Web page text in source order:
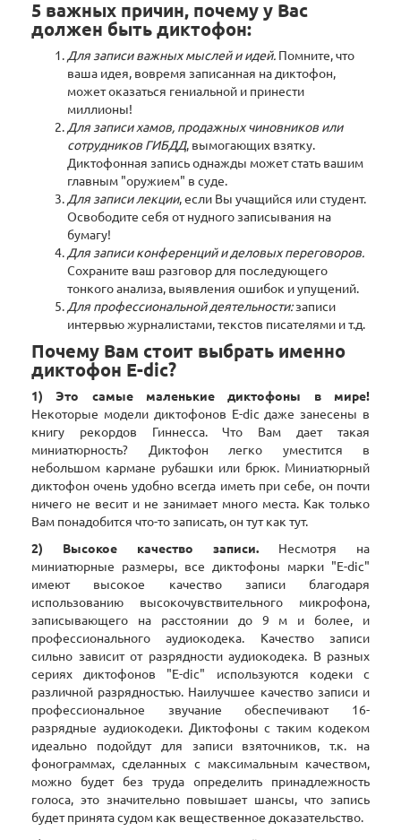
5 важных причин, почему у Вас
должен быть диктофон:
Для записи важных мыслей и идей. Помните, что
ваша идея, вовремя записанная на диктофон,
может оказаться гениальной и принести
миллионы!
Для записи хамов, продажных чиновников или
сотрудников ГИБДД, вымогающих взятку.
Диктофонная запись однажды может стать вашим
главным "оружием" в суде.
Для записи лекции, если Вы учащийся или студент.
Освободите себя от нудного записывания на
бумагу!
Для записи конференций и деловых переговоров.
Сохраните ваш разговор для последующего
тонкого анализа, выявления ошибок и упущений.
Для профессиональной деятельности:записи
интервью журналистами, текстов писателями и т.д.
Почему Вам стоит выбрать именно
диктофон E-dic?
1) Это самые маленькие диктофоны в мире!
Некоторые модели диктофонов E-dic даже занесены в
книгу рекордов Гиннесса. Что Вам дает такая
миниатюрность? Диктофон легко уместится в
небольшом кармане рубашки или брюк. Миниатюрный
диктофон очень удобно всегда иметь при себе, он почти
ничего не весит и не занимает много места. Как только
Вам понадобится что-то записать, он тут как тут.
2) Высокое качество записи. Несмотря на
миниатюрные размеры, все диктофоны марки "E-dic"
имеют высокое качество записи благодаря
использованию высокочувствительного микрофона,
записывающего на расстоянии до 9 м и более, и
профессионального аудиокодека. Качество записи
сильно зависит от разрядности аудиокодека. В разных
сериях диктофонов "E-dic" используются кодеки с
различной разрядностью. Наилучшее качество записи и
профессиональное звучание обеспечивают 16-
разрядные аудиокодеки. Диктофоны с таким кодеком
идеально подойдут для записи взяточников, т.к. на
фонограммах, сделанных с максимальным качеством,
можно будет без труда определить принадлежность
голоса, это значительно повышает шансы, что запись
будет принята судом как вещественное доказательство.